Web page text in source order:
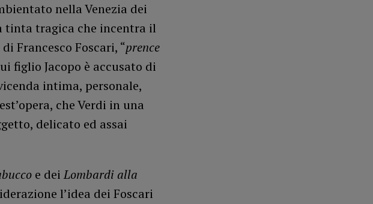
nella Venezia dei
tinta tragica che incentra il
Francesco Foscari, “prence
figlio Jacopo è accusato di
intima, personale,
che Verdi in una
delicato ed assai
e deiLombardi alla
l’idea dei Foscari